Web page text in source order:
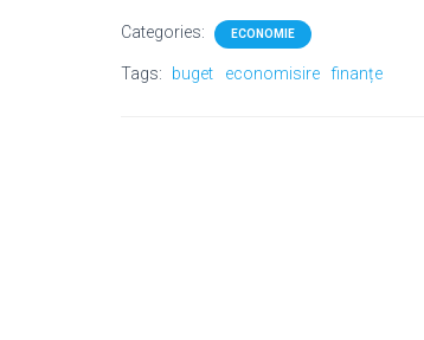
Categories: ECONOMIE
Tags: buget economisire finanțe